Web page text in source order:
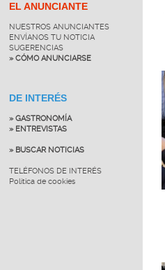
EL ANUNCIANTE
NUESTROS ANUNCIANTES
ENVÍANOS TU NOTICIA
SUGERENCIAS
» CÓMO ANUNCIARSE
DE INTERÉS
» GASTRONOMÍA
» ENTREVISTAS
» BUSCAR NOTICIAS
TELÉFONOS DE INTERÉS
Política de cookies